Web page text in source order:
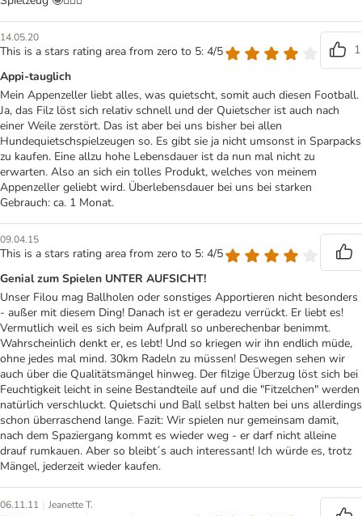
14.05.20
This is a stars rating area from zero to 5: 4/5
1
Appi-tauglich
Mein Appenzeller liebt alles, was quietscht, somit auch diesen Football.
Ja, das Filz löst sich relativ schnell und der Quietscher ist auch nach
einer Weile zerstört. Das ist aber bei uns bisher bei allen
Hundequietschspielzeugen so. Es gibt sie ja nicht umsonst in Sparpacks
zu kaufen. Eine allzu hohe Lebensdauer ist da nun mal nicht zu
erwarten. Also an sich ein tolles Produkt, welches von meinem
Appenzeller geliebt wird. Überlebensdauer bei uns bei starken
Gebrauch: ca. 1 Monat.
09.04.15
This is a stars rating area from zero to 5: 4/5
Genial zum Spielen UNTER AUFSICHT!
Unser Filou mag Ballholen oder sonstiges Apportieren nicht besonders
- außer mit diesem Ding! Danach ist er geradezu verrückt. Er liebt es!
Vermutlich weil es sich beim Aufprall so unberechenbar benimmt.
Wahrscheinlich denkt er, es lebt! Und so kriegen wir ihn endlich müde,
ohne jedes mal mind. 30km Radeln zu müssen! Deswegen sehen wir
auch über die Qualitätsmängel hinweg. Der filzige Überzug löst sich bei
Feuchtigkeit leicht in seine Bestandteile auf und die "Fitzelchen" werden
natürlich verschluckt. Quietschi und Ball selbst halten bei uns allerdings
schon überraschend lange. Fazit: Wir spielen nur gemeinsam damit,
nach dem Spaziergang kommt es wieder weg - er darf nicht alleine
drauf rumkauen. Aber so bleibt´s auch interessant! Ich würde es, trotz
Mängel, jederzeit wieder kaufen.
06.11.11 | Jeanette T.